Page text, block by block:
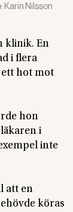
Karin Nilsson
klinik. En
i flera
hot mot
hon
i
inte
att en
köras